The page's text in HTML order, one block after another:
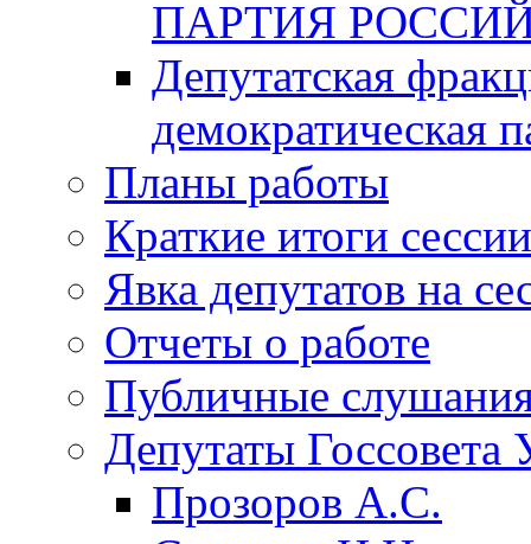
ПАРТИЯ
Депутатская
демократическая
Планы работы
Краткие итоги сессии
Явка депутатов на
Отчеты о работе
Публичные
Депутаты
Прозоров А.С.